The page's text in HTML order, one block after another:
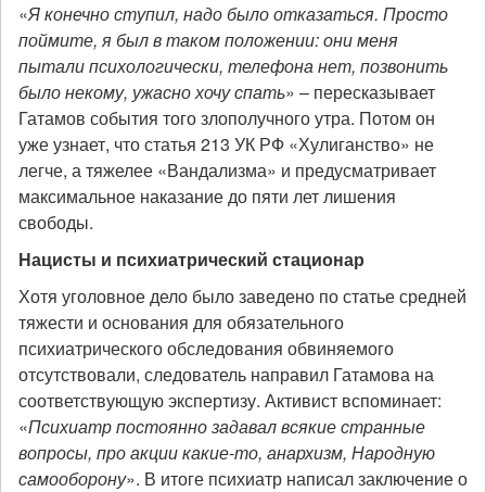
«Я конечно ступил, надо было отказаться. Просто
поймите, я был в таком положении: они меня
пытали психологически, телефона нет, позвонить
было некому, ужасно хочу спать» – пересказывает
Гатамов события того злополучного утра. Потом он
уже узнает, что статья 213 УК РФ «Хулиганство» не
легче, а тяжелее «Вандализма» и предусматривает
максимальное наказание до пяти лет лишения
свободы.
Нацисты и психиатрический стационар
Хотя уголовное дело было заведено по статье средней
тяжести и основания для обязательного
психиатрического обследования обвиняемого
отсутствовали, следователь направил Гатамова на
соответствующую экспертизу. Активист вспоминает:
«Психиатр постоянно задавал всякие странные
вопросы, про акции какие-то, анархизм, Народную
самооборону». В итоге психиатр написал заключение о